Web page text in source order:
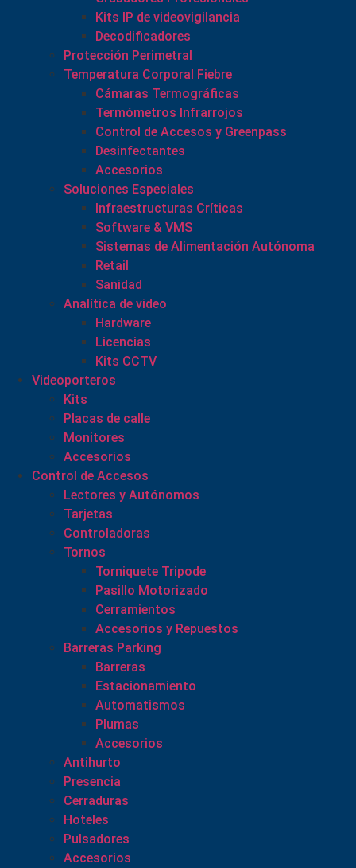
Kits IP de videovigilancia
Decodificadores
Protección Perimetral
Temperatura Corporal Fiebre
Cámaras Termográficas
Termómetros Infrarrojos
Control de Accesos y Greenpass
Desinfectantes
Accesorios
Soluciones Especiales
Infraestructuras Críticas
Software & VMS
Sistemas de Alimentación Autónoma
Retail
Sanidad
Analítica de video
Hardware
Licencias
Kits CCTV
Videoporteros
Kits
Placas de calle
Monitores
Accesorios
Control de Accesos
Lectores y Autónomos
Tarjetas
Controladoras
Tornos
Torniquete Tripode
Pasillo Motorizado
Cerramientos
Accesorios y Repuestos
Barreras Parking
Barreras
Estacionamiento
Automatismos
Plumas
Accesorios
Antihurto
Presencia
Cerraduras
Hoteles
Pulsadores
Accesorios